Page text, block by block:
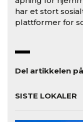
har et stort
plattformer for
Del artikkelen på
SISTE LOKALER